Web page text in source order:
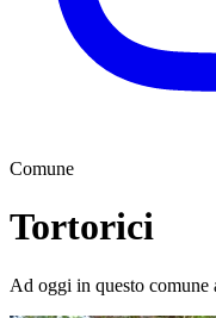
Comune
Tortorici
Ad oggi in questo comune